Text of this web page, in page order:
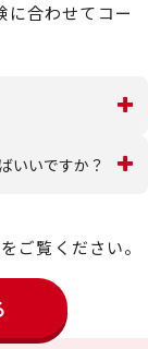
に合わせてコー
いいですか？
ご覧ください。